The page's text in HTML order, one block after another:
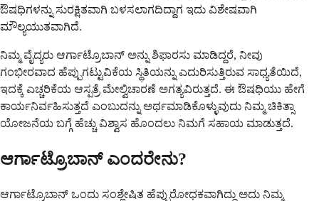
ಔಷಧಿಗಳನ್ನು ಸುರಕ್ಷಿತವಾಗಿ ಬಳಸಲಾಗದಿದ್ದಾಗ ಇದು ವಿಶೇಷವಾಗಿ
ಮೌಲ್ಯಯುತವಾಗಿದೆ.
ನಿಮ್ಮ ವೈದ್ಯರು ಆರ್ಗಾಟ್ರೊಬಾನ್ ಅನ್ನು ಶಿಫಾರಸು ಮಾಡಿದ್ದರೆ, ನೀವು
ಗಂಭೀರವಾದ ಹೆಪ್ಪುಗಟ್ಟುವಿಕೆಯ ಸ್ಥಿತಿಯನ್ನು ಎದುರಿಸುತ್ತಿರುವ ಸಾಧ್ಯತೆಯಿದೆ,
ಇದಕ್ಕೆ ಎಚ್ಚರಿಕೆಯ ಆಸ್ಪತ್ರೆ ಮೇಲ್ವಿಚಾರಣೆ ಅಗತ್ಯವಿರುತ್ತದೆ. ಈ ಔಷಧಿಯು ಹೇಗೆ
ಕಾರ್ಯನಿರ್ವಹಿಸುತ್ತದೆ ಎಂಬುದನ್ನು ಅರ್ಥಮಾಡಿಕೊಳ್ಳುವುದು ನಿಮ್ಮ ಚಿಕಿತ್ಸಾ
ಯೋಜನೆಯ ಬಗ್ಗೆ ಹೆಚ್ಚು ವಿಶ್ವಾಸ ಹೊಂದಲು ನಿಮಗೆ ಸಹಾಯ ಮಾಡುತ್ತದೆ.
ಆರ್ಗಾಟ್ರೊಬಾನ್ ಎಂದರೇನು?
ಆರ್ಗಾಟ್ರೊಬಾನ್ ಒಂದು ಸಂಶ್ಲೇಷಿತ ಹೆಪ್ಪುರೋಧಕವಾಗಿದ್ದು ಅದು ನಿಮ್ಮ